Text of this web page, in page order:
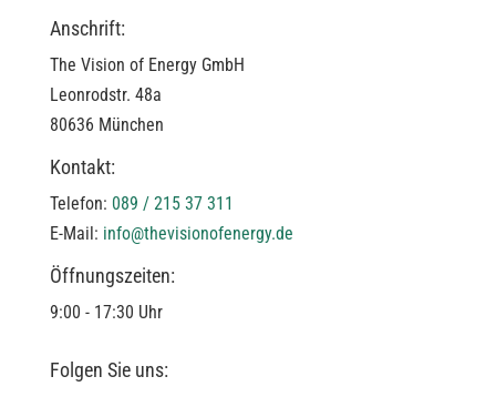
i
s
f
i
l
d
s
h
Anschrift:
The Vision of Energy GmbH
Leonrodstr. 48a
80636 München
Kontakt:
Telefon: 089 / 215 37 311
E-Mail: info@thevisionofenergy.de
Öffnungszeiten:
9:00 - 17:30 Uhr
Folgen Sie uns: